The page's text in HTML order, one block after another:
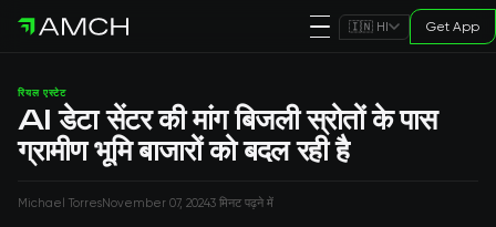
🇮🇳 HI Get App
रियल एस्टेट
AI डेटा सेंटर की मांग बिजली स्रोतों के पास
ग्रामीण भूमि बाजारों को बदल रही है
Michael TorresNovember 07, 20243 मिनट पढ़ने में